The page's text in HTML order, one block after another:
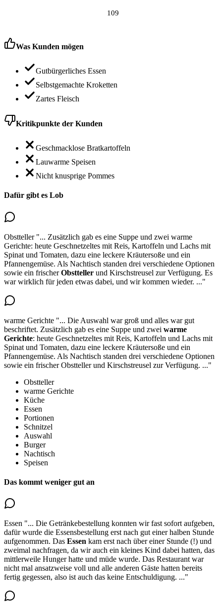
109
Was Kunden mögen
Gutbürgerliches Essen
Selbstgemachte Kroketten
Zartes Fleisch
Kritikpunkte der Kunden
Geschmacklose Bratkartoffeln
Lauwarme Speisen
Nicht knusprige Pommes
Dafür gibt es Lob
Obstteller "... Zusätzlich gab es eine Suppe und zwei warme
Gerichte: heute Geschnetzeltes mit Reis, Kartoffeln und Lachs mit
Spinat und Tomaten, dazu eine leckere Kräutersoße und ein
Pfannengemüse. Als Nachtisch standen drei verschiedene Optionen
sowie ein frischerObstteller und Kirschstreusel zur Verfügung. Es
war wirklich für jeden etwas dabei, und wir kommen wieder. ..."
warme Gerichte "... Die Auswahl war groß und alles war gut
beschriftet. Zusätzlich gab es eine Suppe und zwei warme
Gerichte: heute Geschnetzeltes mit Reis, Kartoffeln und Lachs mit
Spinat und Tomaten, dazu eine leckere Kräutersoße und ein
Pfannengemüse. Als Nachtisch standen drei verschiedene Optionen
sowie ein frischer Obstteller und Kirschstreusel zur Verfügung. ..."
Obstteller
warme Gerichte
Küche
Essen
Portionen
Schnitzel
Auswahl
Burger
Nachtisch
Speisen
Das kommt weniger gut an
Essen "... Die Getränkebestellung konnten wir fast sofort aufgeben,
dafür wurde die Essensbestellung erst nach gut einer halben Stunde
aufgenommen. Das Essen kam erst nach über einer Stunde (!) und
zweimal nachfragen, da wir auch ein kleines Kind dabei hatten, das
mittlerweile Hunger hatte und müde wurde. Das Restaurant war
nicht mal ansatzweise voll und alle anderen Gäste hatten bereits
fertig gegessen, also ist auch das keine Entschuldigung. ..."